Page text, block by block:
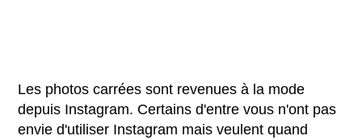
Les photos carrées sont revenues à la mode
depuis Instagram. Certains d'entre vous n'ont pas
envie d'utiliser Instagram mais veulent quand